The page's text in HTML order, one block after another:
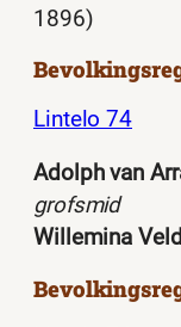
1896)
Lintelo 74
Adolph van
grofsmid
Willemina